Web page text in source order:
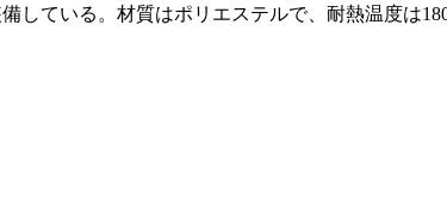
している。材質はポリエステルで、耐熱温度は